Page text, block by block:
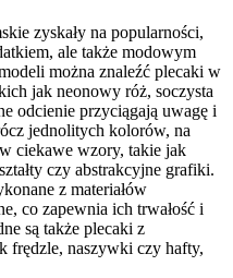
zyskały na popularności,
ale także modowym
można znaleźć plecaki w
jak neonowy róż, soczysta
odcienie przyciągają uwagę i
jednolitych kolorów, na
ciekawe wzory, takie jak
czy abstrakcyjne grafiki.
z materiałów
co zapewnia ich trwałość i
są także plecaki z
frędzle, naszywki czy hafty,